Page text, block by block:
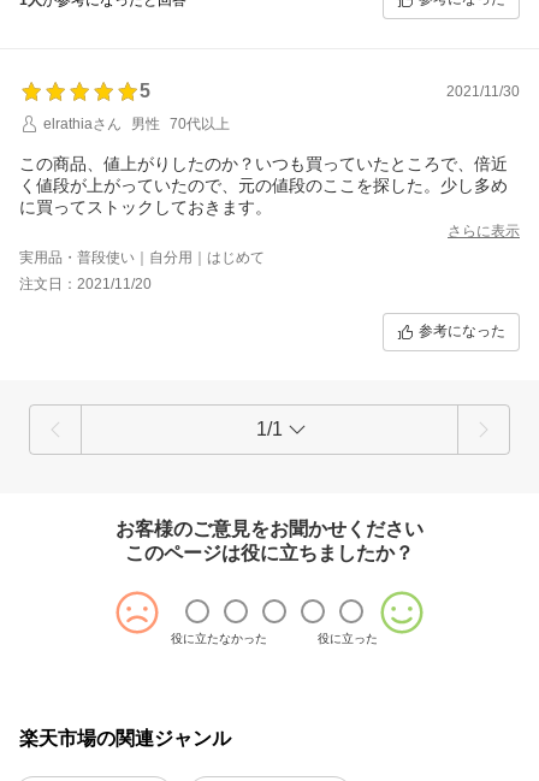
5
2021/11/30
elrathiaさん
男性 70代以上
この商品、値上がりしたのか？いつも買っていたところで、倍近
く値段が上がっていたので、元の値段のここを探した。少し多め
に買ってストックしておきます。
さらに表示
実用品・普段使い｜自分用｜はじめて
注文日：2021/11/20
参考になった
1/1
お客様のご意見をお聞かせください
このページは役に立ちましたか？
役に立たなかった 役に立った
楽天市場の関連ジャンル